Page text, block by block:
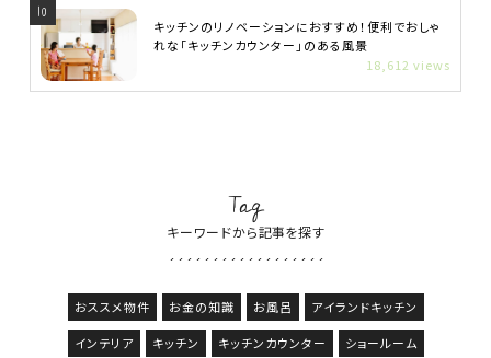
キッチンのリノベーションにおすすめ！便利でおしゃ
れな「キッチンカウンター」のある風景
18,612 views
Tag
キーワードから記事を探す
おススメ物件 お金の知識 お風呂 アイランドキッチン
インテリア キッチン キッチンカウンター ショールーム